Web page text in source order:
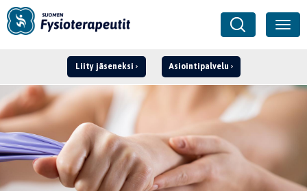
Liity jäseneksi Asiointipalvelu
Kirjaudu ›